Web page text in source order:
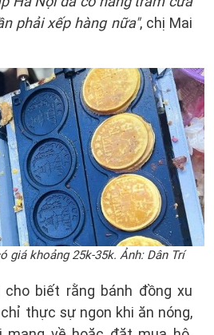
phải xếp hàng nữa", chị Mai
giá khoảng 25k-35k. Ảnh: Dân Trí
cho biết rằng bánh đồng xu
thực sự ngon khi ăn nóng,